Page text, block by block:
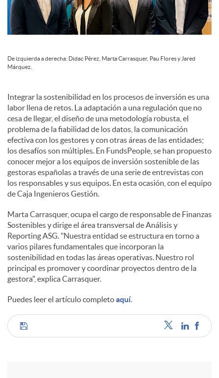
r
d
e
c
o
n
t
e
n
i
d
De izquierda a derecha: Didac Pérez, Marta Carrasquer, Pau Flores y Jared
Márquez.
Integrar la sostenibilidad en los procesos de inversión es una
labor llena de retos. La adaptación a una regulación que no
cesa de llegar, el diseño de una metodología robusta, el
problema de la fiabilidad de los datos, la comunicación
efectiva con los gestores y con otras áreas de las entidades;
los desafíos son múltiples. En FundsPeople, se han propuesto
conocer mejor a los equipos de inversión sostenible de las
gestoras españolas a través de una serie de entrevistas con
los responsables y sus equipos. En esta ocasión, con el equipo
de Caja Ingenieros Gestión.
Marta Carrasquer, ocupa el cargo de responsable de Finanzas
Sostenibles y dirige el área transversal de Análisis y
Reporting ASG. "Nuestra entidad se estructura en torno a
varios pilares fundamentales que incorporan la
sostenibilidad en todas las áreas operativas. Nuestro rol
principal es promover y coordinar proyectos dentro de la
gestora", explica Carrasquer.
Puedes leer el artículo completoaquí.
C